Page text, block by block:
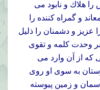
هلاك و نابود مى
و گمراه كننده را
عزيز و دشمنان را ذليل
وحدت كلمه و تقوى
از آن وارد مى
به سوى او روى
و زمين پيوسته